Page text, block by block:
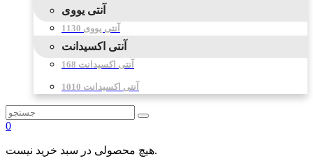
آنتی یووی
آنتی یووی 1130
آنتی اکسیدانت
آنتی اکسیدانت 168
آنتی اکسیدانت 1010
0
هیچ محصولی در سبد خرید نیست.